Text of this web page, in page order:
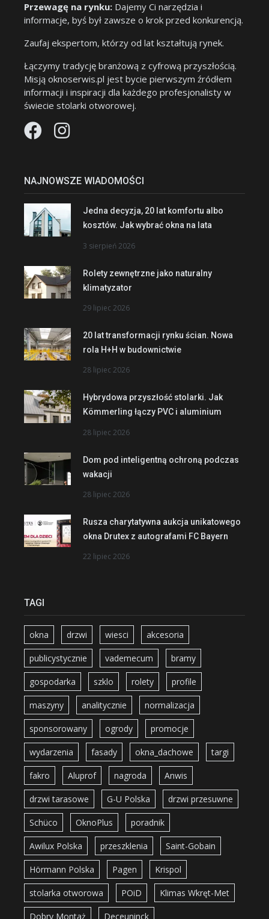
Przewagę na rynku: Dajemy Ci narzędzia i
informacje, byś był zawsze o krok przed konkurencją.
Zaufaj ekspertom, którzy od lat kształtują rynek.
Łączymy tradycję branżową z cyfrową przyszłością.
Misją oknoserwis.pl jest bycie pierwszym źródłem
informacji i inspiracji dla każdego profesjonalisty w
świecie stolarki otworowej.
NAJNOWSZE WIADOMOŚCI
Jedna decyzja, 20 lat komfortu albo
kosztów. Jak wybrać okna na lata
3 sierpień 2026
Rolety zewnętrzne jako naturalny
klimatyzator
29 lipiec 2026
20 lat transformacji rynku ścian. Nowa
rola H+H w budownictwie
28 lipiec 2026
Hybrydowa przyszłość stolarki. Jak
Kömmerling łączy PVC i aluminium
28 lipiec 2026
Dom pod inteligentną ochroną podczas
wakacji
28 lipiec 2026
Rusza charytatywna aukcja unikatowego
okna Drutex z autografami FC Bayern
22 lipiec 2026
TAGI
okna drzwi wiesci akcesoria
publicystycznie vademecum bramy
gospodarka szklo rolety profile
maszyny analitycznie normalizacja
sponsorowany ogrody promocje
wydarzenia fasady okna_dachowe targi
fakro Aluprof nagroda Anwis
drzwi tarasowe G-U Polska drzwi przesuwne
Schüco OknoPlus poradnik
Awilux Polska przeszklenia Saint-Gobain
Hörmann Polska Pagen Krispol
stolarka otworowa POiD Klimas Wkręt-Met
Dobry Montaż Deceuninck